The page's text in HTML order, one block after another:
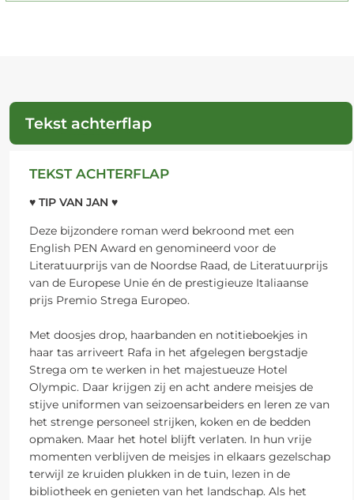
Tekst achterflap
TEKST ACHTERFLAP
♥ TIP VAN JAN ♥
Deze bijzondere roman werd bekroond met een
English PEN Award en genomineerd voor de
Literatuurprijs van de Noordse Raad, de Literatuurprijs
van de Europese Unie én de prestigieuze Italiaanse
prijs Premio Strega Europeo.
Met doosjes drop, haarbanden en notitieboekjes in
haar tas arriveert Rafa in het afgelegen bergstadje
Strega om te werken in het majestueuze Hotel
Olympic. Daar krijgen zij en acht andere meisjes de
stijve uniformen van seizoensarbeiders en leren ze van
het strenge personeel strijken, koken en de bedden
opmaken. Maar het hotel blijft verlaten. In hun vrije
momenten verblijven de meisjes in elkaars gezelschap
terwijl ze kruiden plukken in de tuin, lezen in de
bibliotheek en genieten van het landschap. Als het